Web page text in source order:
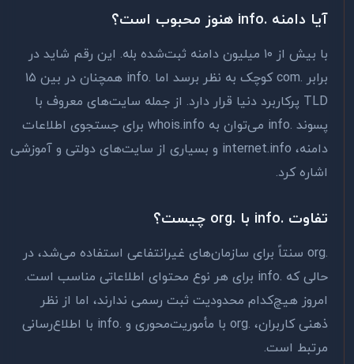
آیا دامنه .info هنوز محبوب است؟
با بیش از ۱۰ میلیون دامنه ثبت‌شده بله. این رقم شاید در
برابر .com کوچک به نظر برسد اما .info همچنان در بین ۱۵
TLD پرکاربرد دنیا قرار دارد. از جمله سایت‌های معروف با
پسوند .info می‌توان به whois.info برای جستجوی اطلاعات
دامنه، internet.info و بسیاری از سایت‌های دولتی و آموزشی
اشاره کرد.
تفاوت .info با .org چیست؟
.org سنتاً برای سازمان‌های غیرانتفاعی استفاده می‌شد، در
حالی که .info برای هر نوع محتوای اطلاعاتی مناسب است.
امروز هیچ‌کدام محدودیت ثبت رسمی ندارند، اما از نظر
ذهنی کاربران، .org با مأموریت‌محوری و .info با اطلاع‌رسانی
مرتبط است.